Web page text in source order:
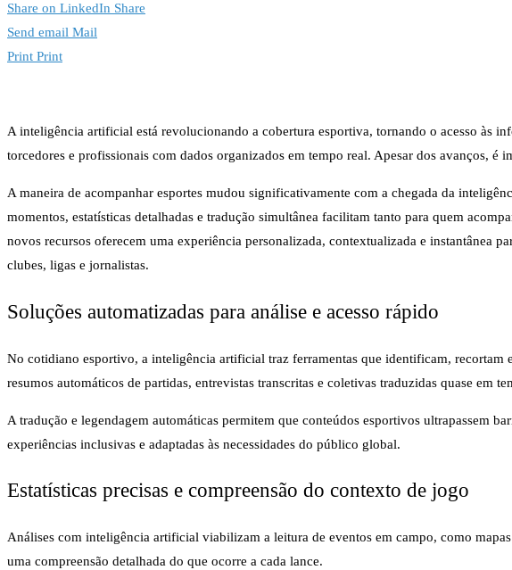
Share on LinkedIn Share
Send email Mail
Print Print
A inteligência artificial está revolucionando a cobertura esportiva, tornando o acesso às
torcedores e profissionais com dados organizados em tempo real. Apesar dos avanços,
A maneira de acompanhar esportes mudou significativamente com a chegada da
momentos, estatísticas detalhadas e tradução simultânea facilitam tanto para quem
novos recursos oferecem uma experiência personalizada, contextualizada e instantânea
clubes, ligas e jornalistas.
Soluções automatizadas para análise e acesso rápido
No cotidiano esportivo, a inteligência artificial traz ferramentas que identificam, recortam
resumos automáticos de partidas, entrevistas transcritas e coletivas traduzidas quase em
A tradução e legendagem automáticas permitem que conteúdos esportivos ultrapassem
experiências inclusivas e adaptadas às necessidades do público global.
Estatísticas precisas e compreensão do contexto de jogo
Análises com inteligência artificial viabilizam a leitura de eventos em campo, como
uma compreensão detalhada do que ocorre a cada lance.